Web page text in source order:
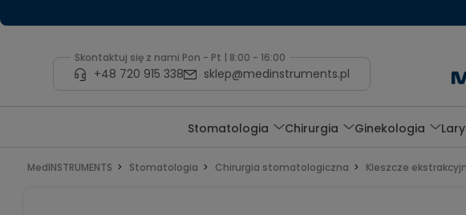
Skontaktuj się z nami Pon - Pt | 8:00 - 16:00
+48 720 915 338 sklep@medinstruments.pl
Stomatologia Chirurgia Ginekologia
MedINSTRUMENTS Stomatologia Chirurgia stomatologiczna Kleszcze